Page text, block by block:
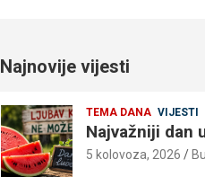
Najnovije vijesti
TEMA DANA VIJESTI
Najvažniji dan
5 kolovoza, 2026